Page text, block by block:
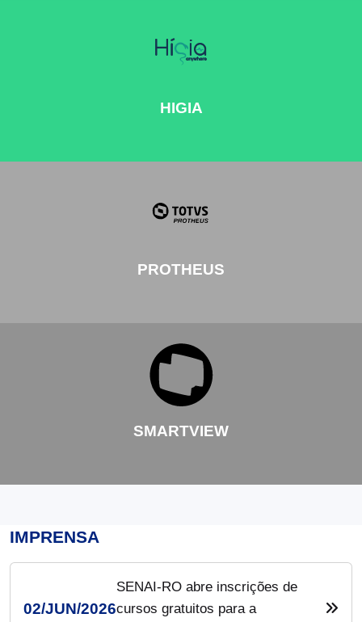
HIGIA
PROTHEUS
SMARTVIEW
IMPRENSA
02/JUN/2026
SENAI-RO abre inscrições de
cursos gratuitos para a